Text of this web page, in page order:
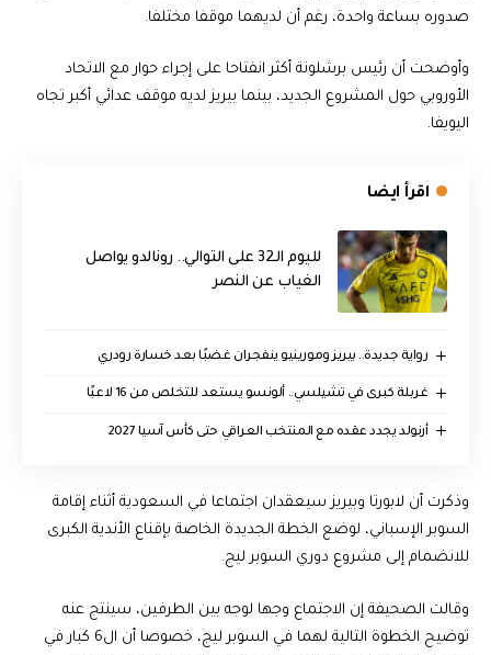
صدوره بساعة واحدة، رغم أن لديهما موقفا مختلفا.
وأوضحت أن رئيس برشلونة أكثر انفتاحا على إجراء حوار مع الاتحاد
الأوروبي حول المشروع الجديد، بينما بيريز لديه موقف عدائي أكبر تجاه
اليويفا.
اقرأ ايضا
لليوم الـ32 على التوالي.. رونالدو يواصل
الغياب عن النصر
رواية جديدة.. بيريز ومورينيو ينفجران غضبًا بعد خسارة رودري
غربلة كبرى في تشيلسي.. ألونسو يستعد للتخلص من 16 لاعبًا
أرنولد يجدد عقده مع المنتخب العراقي حتى كأس آسيا 2027
وذكرت أن لابورتا وبيريز سيعقدان اجتماعا في السعودية أثناء إقامة
السوبر الإسباني، لوضع الخطة الجديدة الخاصة بإقناع الأندية الكبرى
للانضمام إلى مشروع دوري السوبر ليج.
وقالت الصحيفة إن الاجتماع وجها لوجه بين الطرفين، سينتج عنه
توضيح الخطوة التالية لهما في السوبر ليج، خصوصا أن ال6 كبار في